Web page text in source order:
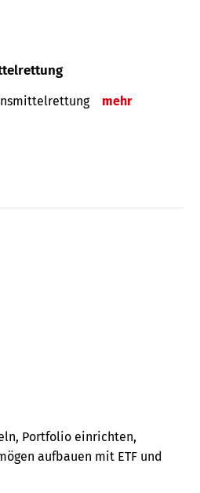
mehr
Portfolio einrichten,
aufbauen mit ETF und